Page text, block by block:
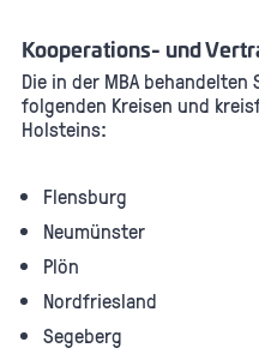
Kooperations- und
Die in der MBA
folgenden Kreisen und
Holsteins:
Flensburg
Neumünster
Plön
Nordfriesland
Segeberg